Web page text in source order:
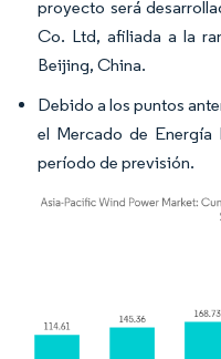
proyecto será
Co. Ltd, afiliada a la
Beijing, China.
Debido a los puntos
el Mercado de Energía
período de previsión.